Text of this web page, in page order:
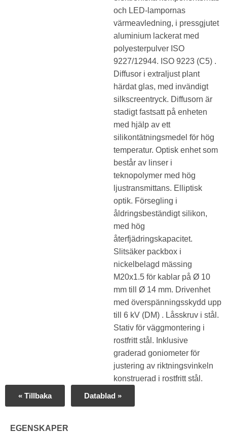
och LED-lampornas
värmeavledning, i pressgjutet
aluminium lackerat med
polyesterpulver ISO
9227/12944. ISO 9223 (C5) .
Diffusor i extraljust plant
härdat glas, med invändigt
silkscreentryck. Diffusorn är
stadigt fastsatt på enheten
med hjälp av ett
silikontätningsmedel för hög
temperatur. Optisk enhet som
består av linser i
teknopolymer med hög
ljustransmittans. Elliptisk
optik. Försegling i
åldringsbeständigt silikon,
med hög
återfjädringskapacitet.
Slitsäker packbox i
nickelbelagd mässing
M20x1.5 för kablar på Ø 10
mm till Ø 14 mm. Drivenhet
med överspänningsskydd upp
till 6 kV (DM) . Låsskruv i stål.
Stativ för väggmontering i
rostfritt stål. Inklusive
graderad goniometer för
justering av riktningsvinkeln
konstruerad i rostfritt stål.
« Tillbaka
Datablad »
EGENSKAPER